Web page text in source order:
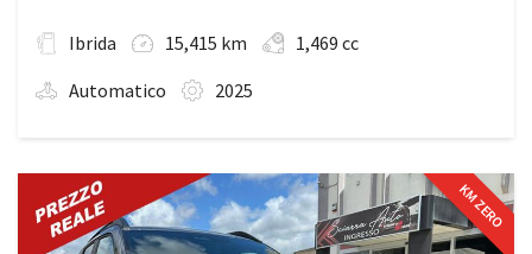
Ibrida 15,415 km
1,469 cc
Automatico
2025
KM ZERO